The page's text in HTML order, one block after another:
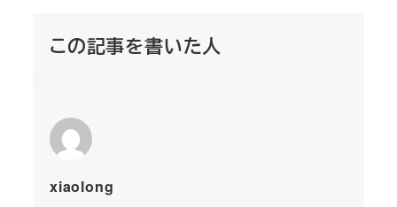
この記事を書いた人
xiaolong